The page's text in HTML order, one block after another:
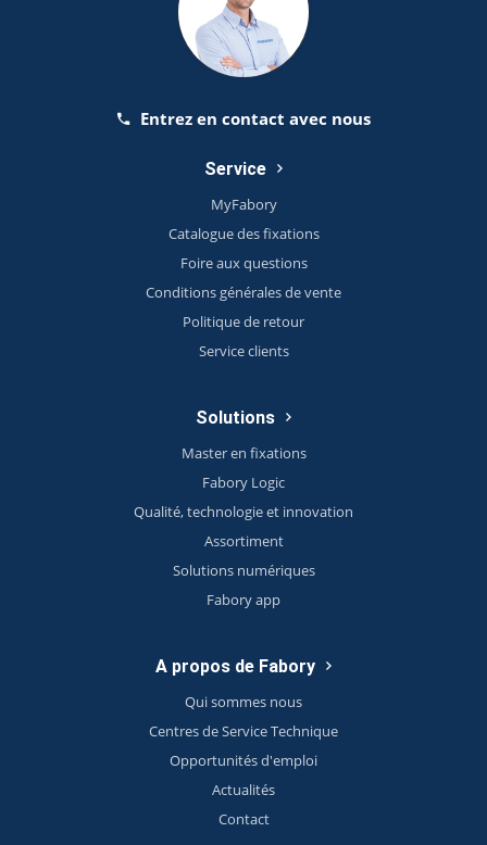
Entrez en contact avec nous
Service
MyFabory
Catalogue des fixations
Foire aux questions
Conditions générales de vente
Politique de retour
Service clients
Solutions
Master en fixations
Fabory Logic
Qualité, technologie et innovation
Assortiment
Solutions numériques
Fabory app
A propos de Fabory
Qui sommes nous
Centres de Service Technique
Opportunités d'emploi
Actualités
Contact